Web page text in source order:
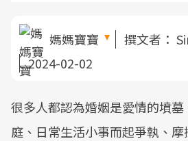
媽媽寶寶 撰文者：
2024-02-02
很多人都認為婚姻是愛情的墳
庭、日常生活小事而起爭執、